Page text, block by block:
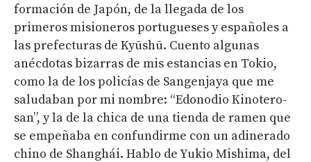
formación de Japón, de la llegada de los
primeros misioneros portugueses y españoles a
las prefecturas de Kyūshū. Cuento algunas
anécdotas bizarras de mis estancias en Tokio,
como la de los policías de Sangenjaya que me
saludaban por mi nombre: “Edonodio Kinotero-
san”, y la de la chica de una tienda de ramen que
se empeñaba en confundirme con un adinerado
chino de Shanghái. Hablo de Yukio Mishima, del